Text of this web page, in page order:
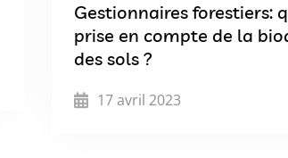
Gestionnaires forestiers:
prise en compte de la
des sols ?
17 avril 2023